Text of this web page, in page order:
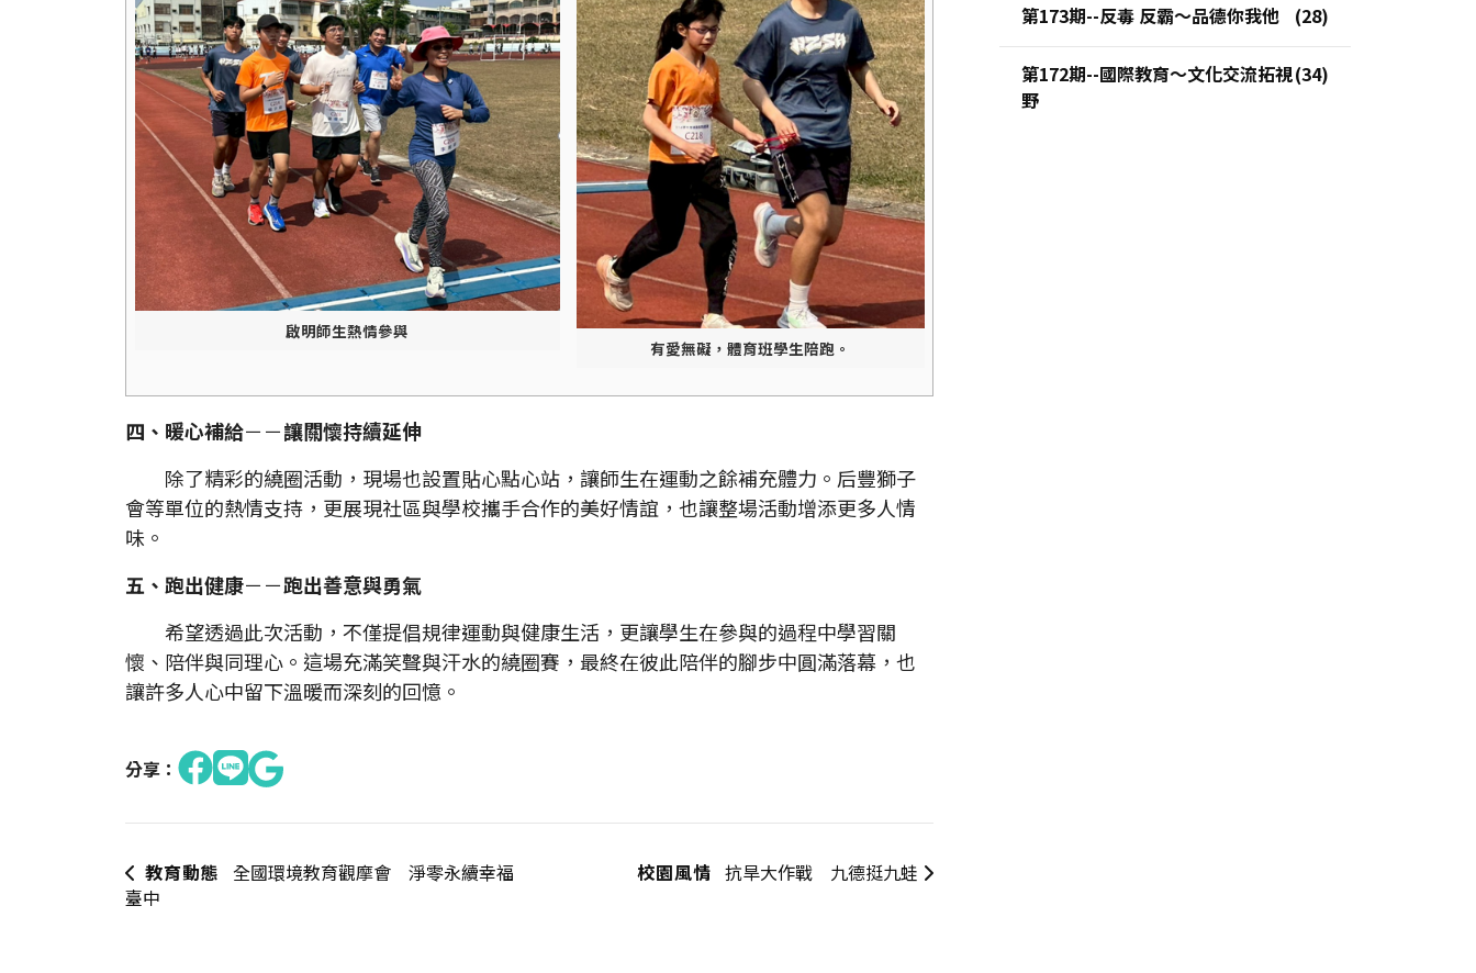
啟明師生熱情參與
有愛無礙，體育班學生陪跑。
四、暖心補給－－讓關懷持續延伸
除了精彩的繞圈活動，現場也設置貼心點心站，讓師生在運動之餘補充體力。后豐獅子
會等單位的熱情支持，更展現社區與學校攜手合作的美好情誼，也讓整場活動增添更多人情
味。
五、跑出健康－－跑出善意與勇氣
希望透過此次活動，不僅提倡規律運動與健康生活，更讓學生在參與的過程中學習關
懷、陪伴與同理心。這場充滿笑聲與汗水的繞圈賽，最終在彼此陪伴的腳步中圓滿落幕，也
讓許多人心中留下溫暖而深刻的回憶。
分享：
教育動態 全國環境教育觀摩會 淨零永續幸福
臺中
校園風情 抗旱大作戰 九德挺九蛙
第173期--反毒 反霸～品德你我他
第172期--國際教育～文化交流拓視
野